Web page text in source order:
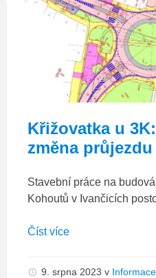
Křižovatka u
změna
Stavební práce na
Kohoutů v Ivančicích
Číst více
9. srpna 2023 v